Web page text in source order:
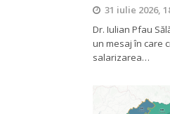
31 iulie 2026,
Dr. Iulian Pfau
un mesaj în care
salarizarea…